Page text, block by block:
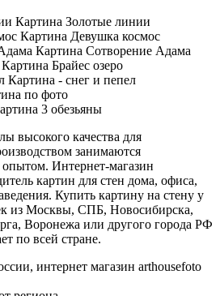
Картина Золотые линии
Картина Девушка космос
Картина Сотворение Адама
Картина Брайес озеро
Картина - снег и пепел
по фото
3 обезьяны
высокого качества для
занимаются
Интернет-магазин
картин для стен дома, офиса,
Купить картину на стену у
из Москвы, СПБ, Новосибирска,
Воронежа или другого города РФ
по всей стране.